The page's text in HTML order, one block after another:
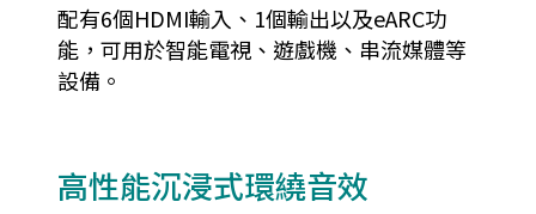
配有6個HDMI輸入、1個輸出以及eARC功
能，可用於智能電視、遊戲機、串流媒體等
設備。
高性能沉浸式環繞音效